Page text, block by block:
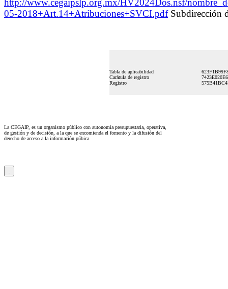
http://www.cegaipslp.org.mx/HV2024Dos.nsf/
05-2018+Art.14+Atribuciones+SVCI.pdfSubdirección
Tabla de aplicabilidad
Carátula de registro
Registro
La CEGAIP, es un organismo público con autonomía presupuestaria, operativa,
de gestión y de decisión, a la que se encomienda el fomento y la difusión del
derecho de acceso a la información púbica.